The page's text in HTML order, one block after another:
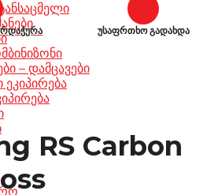
– დამცავები
ეკიპირება
უსაფრთხო გადახდა
RS Carbon